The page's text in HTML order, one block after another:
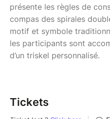
présente les règles de
compas des spirales
motif et symbole
les participants sont
d’un triskel personnalisé.
Tickets